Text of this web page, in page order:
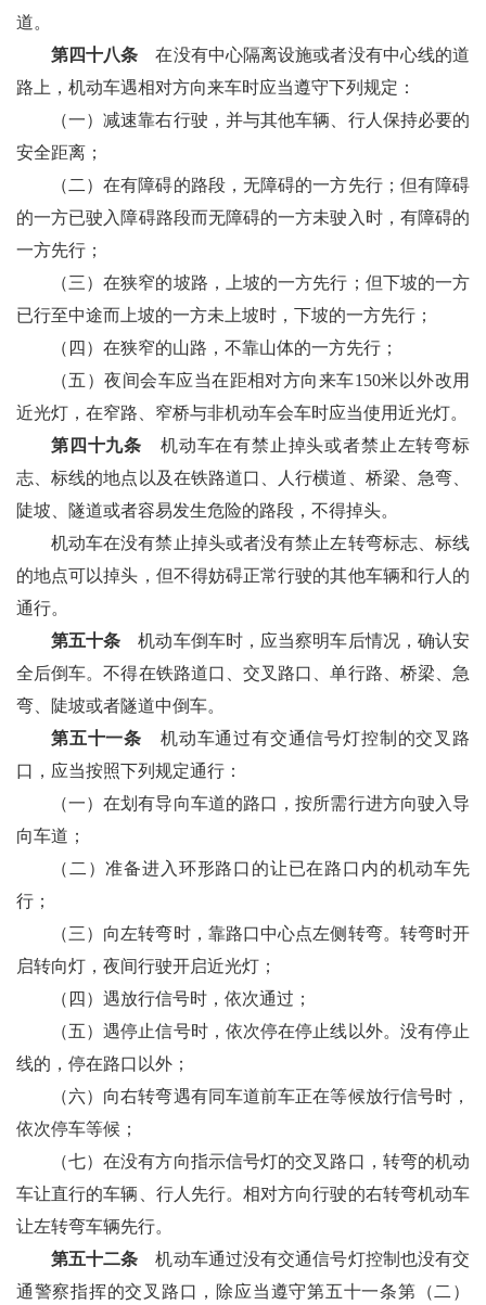
道。
第四十八条 在没有中心隔离设施或者没有中心线的道
路上，机动车遇相对方向来车时应当遵守下列规定：
（一）减速靠右行驶，并与其他车辆、行人保持必要的
安全距离；
（二）在有障碍的路段，无障碍的一方先行；但有障碍
的一方已驶入障碍路段而无障碍的一方未驶入时，有障碍的
一方先行；
（三）在狭窄的坡路，上坡的一方先行；但下坡的一方
已行至中途而上坡的一方未上坡时，下坡的一方先行；
（四）在狭窄的山路，不靠山体的一方先行；
（五）夜间会车应当在距相对方向来车150米以外改用
近光灯，在窄路、窄桥与非机动车会车时应当使用近光灯。
第四十九条 机动车在有禁止掉头或者禁止左转弯标
志、标线的地点以及在铁路道口、人行横道、桥梁、急弯、
陡坡、隧道或者容易发生危险的路段，不得掉头。
机动车在没有禁止掉头或者没有禁止左转弯标志、标线
的地点可以掉头，但不得妨碍正常行驶的其他车辆和行人的
通行。
第五十条 机动车倒车时，应当察明车后情况，确认安
全后倒车。不得在铁路道口、交叉路口、单行路、桥梁、急
弯、陡坡或者隧道中倒车。
第五十一条 机动车通过有交通信号灯控制的交叉路
口，应当按照下列规定通行：
（一）在划有导向车道的路口，按所需行进方向驶入导
向车道；
（二）准备进入环形路口的让已在路口内的机动车先
行；
（三）向左转弯时，靠路口中心点左侧转弯。转弯时开
启转向灯，夜间行驶开启近光灯；
（四）遇放行信号时，依次通过；
（五）遇停止信号时，依次停在停止线以外。没有停止
线的，停在路口以外；
（六）向右转弯遇有同车道前车正在等候放行信号时，
依次停车等候；
（七）在没有方向指示信号灯的交叉路口，转弯的机动
车让直行的车辆、行人先行。相对方向行驶的右转弯机动车
让左转弯车辆先行。
第五十二条 机动车通过没有交通信号灯控制也没有交
通警察指挥的交叉路口，除应当遵守第五十一条第（二）